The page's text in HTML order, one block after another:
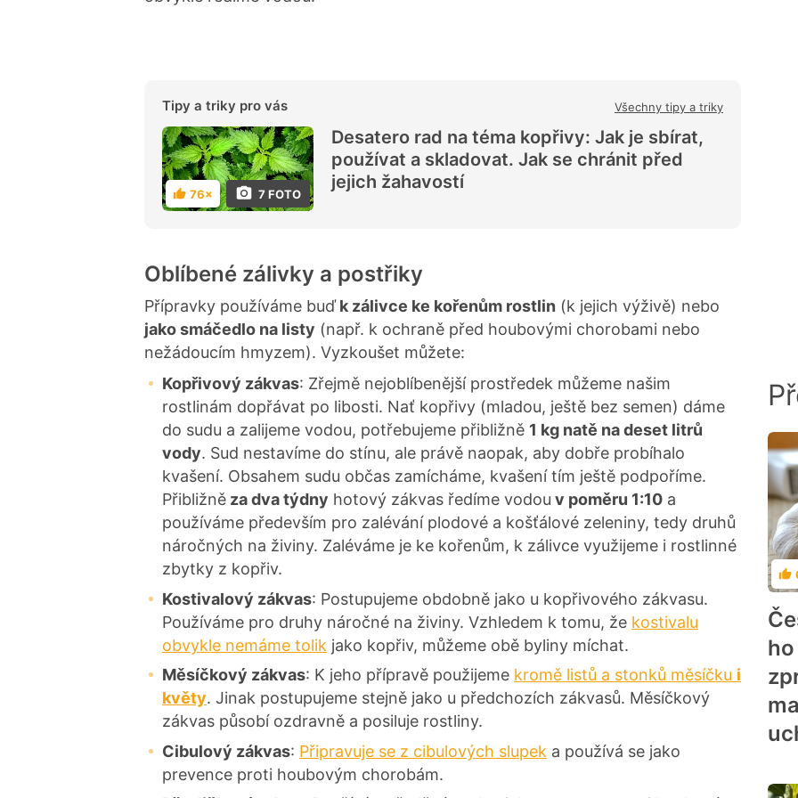
Tipy a triky pro vás Všechny tipy a triky
7 FOTO
H
o
e
n
76×
Desatero rad na téma kopřivy: Jak je sbírat,
používat a skladovat. Jak se chránit před
jejich žahavostí
Oblíbené zálivky a postřiky
Přípravky používáme buďk zálivce ke kořenům rostlin (k jejich výživě) nebo
jako smáčedlo na listy (např. k ochraně před houbovými chorobami nebo
nežádoucím hmyzem). Vyzkoušet můžete:
Kopřivový zákvas: Zřejmě nejoblíbenější prostředek můžeme našim
rostlinám dopřávat po libosti. Nať kopřivy (mladou, ještě bez semen) dáme
do sudu a zalijeme vodou, potřebujeme přibližně 1 kg natě na deset litrů
vody. Sud nestavíme do stínu, ale právě naopak, aby dobře probíhalo
kvašení. Obsahem sudu občas zamícháme, kvašení tím ještě podpoříme.
Přibližně za dva týdny hotový zákvas ředíme vodou v poměru 1:10 a
používáme především pro zalévání plodové a košťálové zeleniny, tedy druhů
náročných na živiny. Zaléváme je ke kořenům, k zálivce využijeme i rostlinné
zbytky z kopřiv.
Kostivalový zákvas: Postupujeme obdobně jako u kopřivového zákvasu.
Používáme pro druhy náročné na živiny. Vzhledem k tomu, že kostivalu
obvykle nemáme tolik jako kopřiv, můžeme obě byliny míchat.
Měsíčkový zákvas: K jeho přípravě použijeme kromě listů a stonků měsíčku i
květy. Jinak postupujeme stejně jako u předchozích zákvasů. Měsíčkový
zákvas působí ozdravně a posiluje rostliny.
Cibulový zákvas: Připravuje se z cibulových slupek a používá se jako
prevence proti houbovým chorobám.